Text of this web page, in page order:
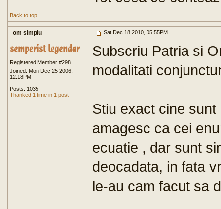
Back to top
om simplu Sat Dec 18 2010, 05:55PM
Registered Member #298
Joined: Mon Dec 25 2006,
12:18PM
Posts: 1035
Thanked 1 time in 1 post
Subscriu Patria si
modalitati
Stiu exact cine
amagesc ca cei
ecuatie , dar sunt
deocadata, in fata
le-au cam facut sa